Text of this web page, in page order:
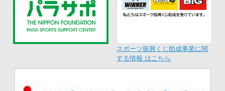
スポーツ振興くじ助成事業に関
する情報 はこちら